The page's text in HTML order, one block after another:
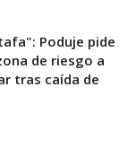
Poduje pide
de riesgo a
tras caída de